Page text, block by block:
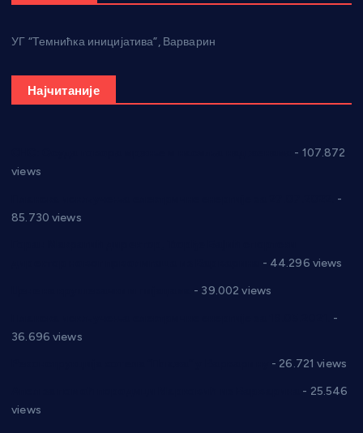
УГ “Темнићка иницијатива”, Варварин
Најчитаније
- 107.872
views
-
85.730 views
- 44.296 views
- 39.002 views
-
36.696 views
- 26.721 views
- 25.546
views